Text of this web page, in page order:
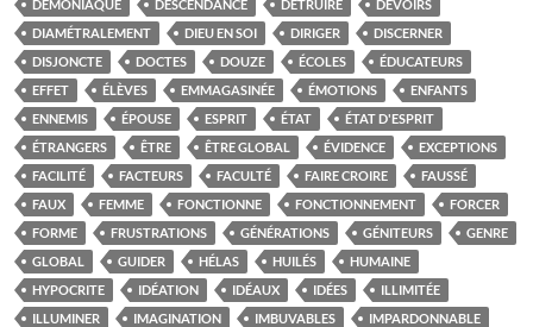
DÉMONIAQUE DESCENDANCE DÉTRUIRE
DEVOIRS
DIAMÉTRALEMENT
DIEU EN SOI DIRIGER
DISCERNER
DISJONCTE
DOCTES DOUZE ÉCOLES
ÉDUCATEURS
EFFET
ÉLÈVES EMMAGASINÉE ÉMOTIONS
ENFANTS
ENNEMIS
ÉPOUSE ESPRIT ÉTAT
ÉTAT D'ESPRIT
ÉTRANGERS
ÊTRE ÊTRE GLOBAL ÉVIDENCE
EXCEPTIONS
FACILITÉ
FACTEURS FACULTÉ FAIRE CROIRE
FAUSSÉ
FAUX
FEMME FONCTIONNE FONCTIONNEMENT
FORCER
FORME
FRUSTRATIONS GÉNÉRATIONS GÉNITEURS
GENRE
GLOBAL
GUIDER HÉLAS HUILÉS
HUMAINE
HYPOCRITE
IDÉATION IDÉAUX IDÉES
ILLIMITÉE
ILLUMINER
IMAGINATION IMBUVABLES
IMPARDONNABLE